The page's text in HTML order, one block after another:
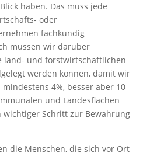
haben. Das muss jede
oder
fachkundig
müssen wir darüber
land- und forstwirtschaftlichen
werden können, damit wir
4%, besser aber 10
und Landesflächen
wichtiger Schritt zur Bewahrung
die Menschen, die sich vor Ort